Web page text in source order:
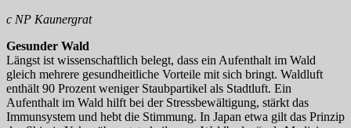
c NP Kaunergrat
Gesunder Wald
Längst ist wissenschaftlich belegt, dass ein Aufenthalt im Wald
gleich mehrere gesundheitliche Vorteile mit sich bringt. Waldluft
enthält 90 Prozent weniger Staubpartikel als Stadtluft. Ein
Aufenthalt im Wald hilft bei der Stressbewältigung, stärkt das
Immunsystem und hebt die Stimmung. In Japan etwa gilt das Prinzip